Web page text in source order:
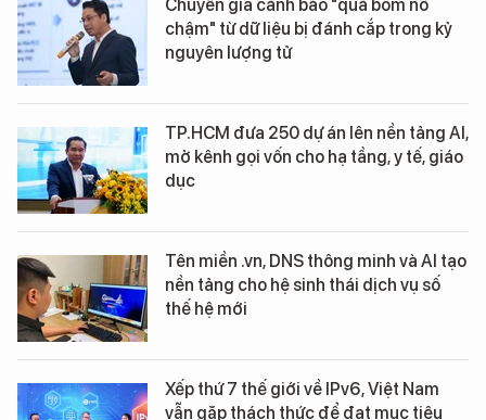
Chuyên gia cảnh báo "quả bom nổ
chậm" từ dữ liệu bị đánh cắp trong kỷ
nguyên lượng tử
TP.HCM đưa 250 dự án lên nền tảng AI,
mở kênh gọi vốn cho hạ tầng, y tế, giáo
dục
Tên miền .vn, DNS thông minh và AI tạo
nền tảng cho hệ sinh thái dịch vụ số
thế hệ mới
Xếp thứ 7 thế giới về IPv6, Việt Nam
vẫn gặp thách thức để đạt mục tiêu